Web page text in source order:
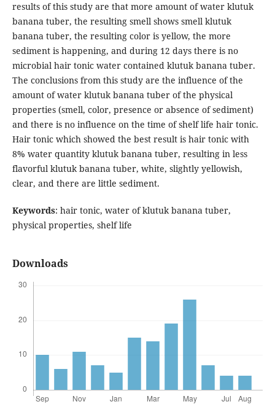
results of this study are that more amount of water klutuk
banana tuber, the resulting smell shows smell klutuk
banana tuber, the resulting color is yellow, the more
sediment is happening, and during 12 days there is no
microbial hair tonic water contained klutuk banana tuber.
The conclusions from this study are the influence of the
amount of water klutuk banana tuber of the physical
properties (smell, color, presence or absence of sediment)
and there is no influence on the time of shelf life hair tonic.
Hair tonic which showed the best result is hair tonic with
8% water quantity klutuk banana tuber, resulting in less
flavorful klutuk banana tuber, white, slightly yellowish,
clear, and there are little sediment.
Keywords: hair tonic, water of klutuk banana tuber,
physical properties, shelf life
Downloads